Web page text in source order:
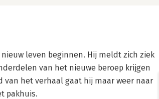
leven beginnen. Hij meldt zich ziek
van het nieuwe beroep krijgen
van het verhaal gaat hij maar weer naar
pakhuis.